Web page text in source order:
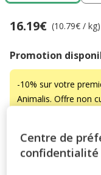
Promotion
-10% sur votre
Animalis. Offre non
Prix 16.19€, 10.79
16.19€ (10.79€ / kg)
Centre de
confidentialité